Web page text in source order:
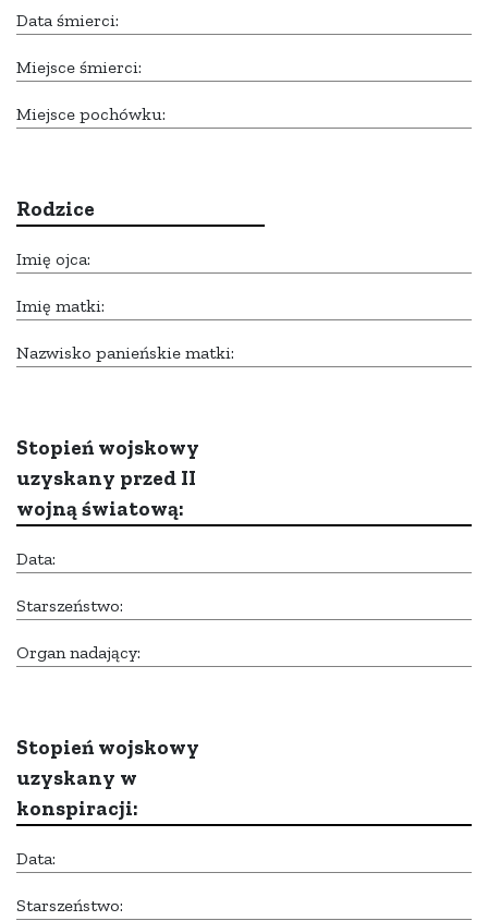
Data śmierci:
Miejsce śmierci:
Miejsce pochówku:
Rodzice
Imię ojca:
Imię matki:
Nazwisko panieńskie matki:
Stopień wojskowy
uzyskany przed II
wojną światową:
Data:
Starszeństwo:
Organ nadający:
Stopień wojskowy
uzyskany w
konspiracji:
Data:
Starszeństwo: